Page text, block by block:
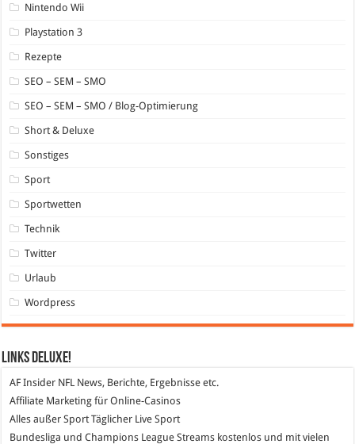
Nintendo Wii
Playstation 3
Rezepte
SEO – SEM – SMO
SEO – SEM – SMO / Blog-Optimierung
Short & Deluxe
Sonstiges
Sport
Sportwetten
Technik
Twitter
Urlaub
Wordpress
Links DeLuXe!
AF Insider NFL News, Berichte, Ergebnisse etc.
Affiliate Marketing für Online-Casinos
Alles außer Sport Täglicher Live Sport
Bundesliga und Champions League Streams kostenlos und mit vielen